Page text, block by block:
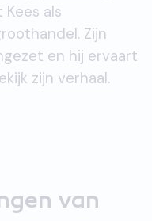
als
Zijn
en hij ervaart
zijn verhaal.
van